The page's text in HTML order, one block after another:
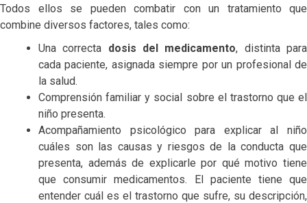
Todos ellos se pueden combatir con un tratamiento que
combine diversos factores, tales como:
Una correcta dosis del medicamento, distinta para
cada paciente, asignada siempre por un profesional de
la salud.
Comprensión familiar y social sobre el trastorno que el
niño presenta.
Acompañamiento psicológico para explicar al niño
cuáles son las causas y riesgos de la conducta que
presenta, además de explicarle por qué motivo tiene
que consumir medicamentos. El paciente tiene que
entender cuál es el trastorno que sufre, su descripción,